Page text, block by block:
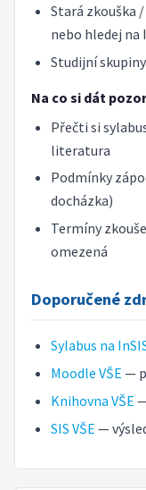
Stará zkouška
nebo hledej na
Studijní
Na co si dát
Přečti si
literatura
Podmínky
docházka)
Termíny
omezená
Doporučené
Sylabus na
Moodle VŠE —
Knihovna VŠE
SIS VŠE —